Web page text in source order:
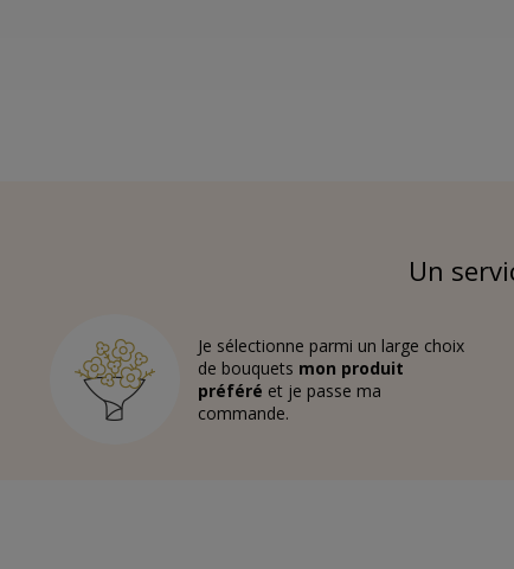
Un
Je sélectionne parmi un large choix
de bouquets mon produit
préféré et je passe ma
commande.